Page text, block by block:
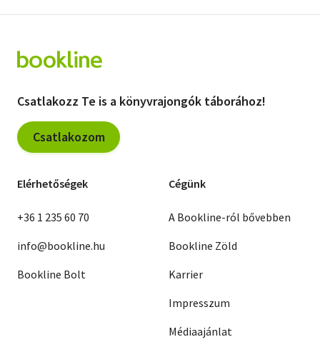
Csatlakozz Te is a könyvrajongók táborához!
Csatlakozom
Elérhetőségek
+36 1 235 60 70
info@bookline.hu
Bookline Bolt
Cégünk
A Bookline-ról bővebben
Bookline Zöld
Karrier
Impresszum
Médiaajánlat